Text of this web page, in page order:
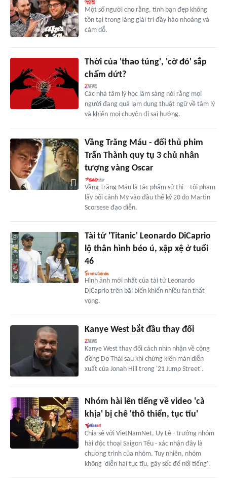
Một số người cho rằng, tình bạn đẹp không
tồn tại trong làng giải trí đầy hào nhoáng và
cám dỗ.
Thời của 'thao túng', 'cờ đỏ' sắp
chấm dứt?
Các nhà tâm lý học lâm sàng nói rằng mọi
người đang quá lạm dụng thuật ngữ về tâm lý
và khiến mọi chuyện đi sai hướng.
Vầng Trăng Máu - đối thủ phim
Trấn Thành quy tụ 3 chủ nhân
tượng vàng Oscar
Vầng Trăng Máu là tác phẩm sử thi – tội phạm
lấy bối cảnh Mỹ vào đầu thế kỷ 20 do Martin
Scorsese đạo diễn.
Tài tử 'Titanic' Leonardo DiCaprio
lộ thân hình béo ú, xập xệ ở tuổi
46
Hình ảnh mới nhất của tài tử Leonardo
DiCaprio trên bãi biển khiến nhiều fan thất
vọng.
Kanye West bắt đầu thay đổi
Kanye West thay đổi cách nhìn nhận về cộng
đồng Do Thái sau khi chứng kiến màn diễn
xuất của Jonah Hill trong '21 Jump Street'.
Nhóm hài lên tiếng về video 'cà
khịa' bị chê 'thô thiển, tục tĩu'
Chia sẻ với VietNamNet, Uy Lê - trưởng nhóm
hài độc thoại Saigon Tếu - xác nhận đây là
chương trình của nhóm. Tuy nhiên, nhóm
không 'diễn hài tục tĩu, gây sốc để nổi tiếng'.